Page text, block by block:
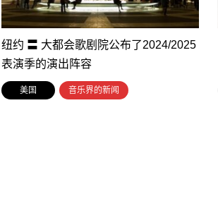
纽约 〓 大都会歌剧院公布了2024/2025
表演季的演出阵容
美国 音乐界的新闻